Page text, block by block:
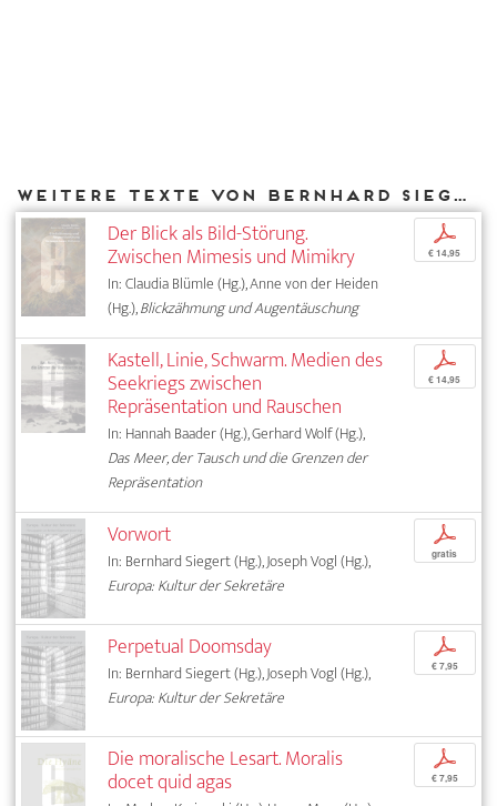
Weitere Texte von Bernhard Siegert bei DIAPHANES
Der Blick als Bild-Störung.
Zwischen Mimesis und Mimikry
In: Claudia Blümle (Hg.), Anne von der Heiden
(Hg.),Blickzähmung und Augentäuschung
p
€ 14,95
Kastell, Linie, Schwarm. Medien des
Seekriegs zwischen
Repräsentation und Rauschen
In: Hannah Baader (Hg.), Gerhard Wolf (Hg.),
Das Meer, der Tausch und die Grenzen der
Repräsentation
p
€ 14,95
Vorwort
In: Bernhard Siegert (Hg.), Joseph Vogl (Hg.),
Europa: Kultur der Sekretäre
p
gratis
Perpetual Doomsday
In: Bernhard Siegert (Hg.), Joseph Vogl (Hg.),
Europa: Kultur der Sekretäre
p
€ 7,95
Die moralische Lesart. Moralis
docet quid agas
p
€ 7,95